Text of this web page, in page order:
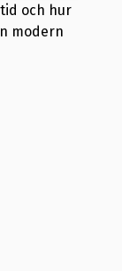
och hur
modern